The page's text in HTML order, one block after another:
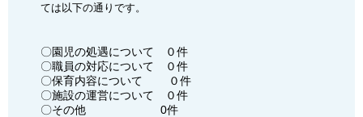
ては以下の通りです。
〇園児の処遇について ０件
〇職員の対応について ０件
〇保育内容について ０件
〇施設の運営について ０件
〇その他 0件